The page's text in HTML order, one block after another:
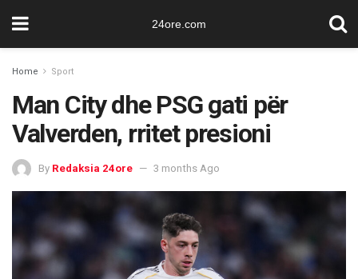
24ore.com
Home Sport
Man City dhe PSG gati për
Valverden, rritet presioni
By Redaksia 24ore 3 months Ago